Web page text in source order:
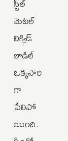
మెటల్‌
లిక్విడ్‌
లాడిల్‌
ఒక్కసారి
గా
పేలిపో
యింది.